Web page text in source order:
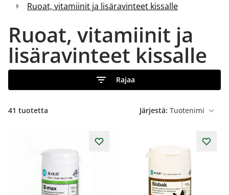
Ruoat, vitamiinit ja lisäravinteet kissalle
Ruoat, vitamiinit ja
lisäravinteet kissalle
Rajaa
41 tuotetta Järjestä: